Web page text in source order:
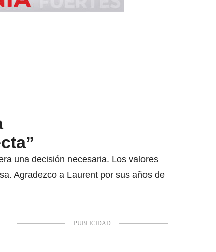
una decisión necesaria. Los valores
Agradezco a Laurent por sus años de